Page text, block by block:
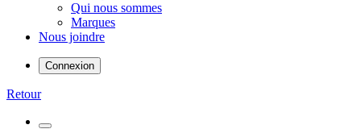
Qui nous sommes
Marques
Nous joindre
Connexion
Retour